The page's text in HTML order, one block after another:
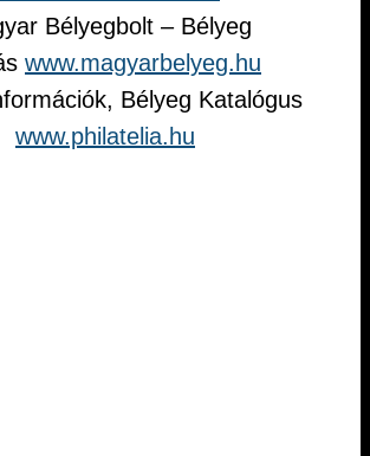
Bélyegbolt – Bélyeg
www.magyarbelyeg.hu
Bélyeg Katalógus
www.philatelia.hu